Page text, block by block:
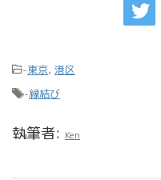
-東京, 港区
-縁結び
執筆者: Ken